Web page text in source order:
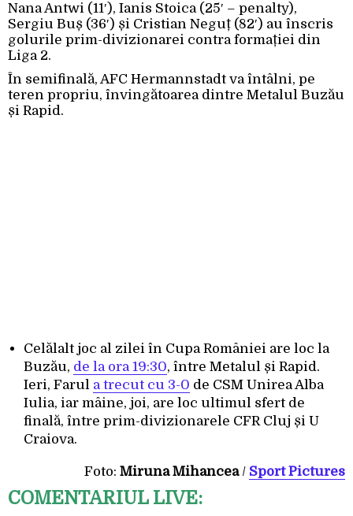
Nana Antwi (11′), Ianis Stoica (25′ – penalty),
Sergiu Buș (36′) și Cristian Neguț (82′) au înscris
golurile prim-divizionarei contra formației din
Liga 2.
În semifinală, AFC Hermannstadt va întâlni, pe
teren propriu, învingătoarea dintre Metalul Buzău
și Rapid.
Celălalt joc al zilei în Cupa României are loc la
Buzău, de la ora 19:30, între Metalul și Rapid.
Ieri, Farul a trecut cu 3-0 de CSM Unirea Alba
Iulia, iar mâine, joi, are loc ultimul sfert de
finală, între prim-divizionarele CFR Cluj și U
Craiova.
Foto: Miruna Mihancea/ Sport Pictures
COMENTARIUL LIVE: